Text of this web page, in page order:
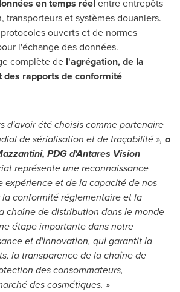
en temps réel entre entrepôts
transporteurs et systèmes douaniers.
ouverts et de normes
l'échange des données.
complète de l'agrégation, de la
des rapports de conformité
d'avoir été choisis comme partenaire
de sérialisation et de traçabilité », a
, PDG d'Antares Vision
représente une reconnaissance
expérience et de la capacité de nos
conformité réglementaire et la
chaîne de distribution dans le monde
étape importante dans notre
et d'innovation, qui garantit la
la transparence de la chaîne de
des consommateurs,
des cosmétiques. »